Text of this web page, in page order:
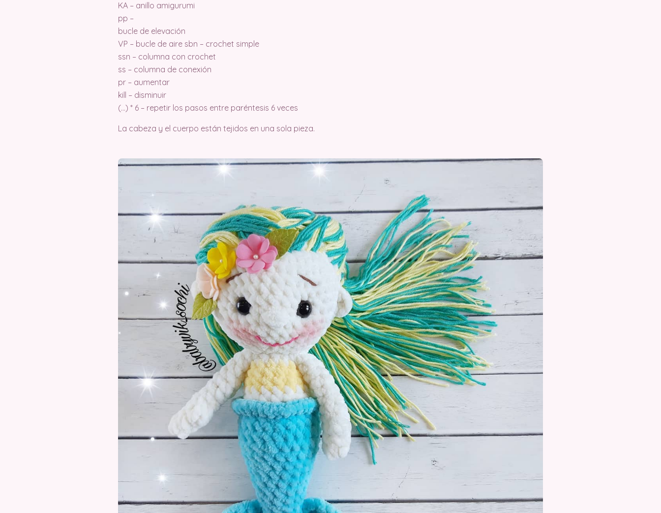
KA – anillo amigurumi
pp –
bucle de elevación
VP – bucle de aire sbn – crochet simple
ssn – columna con crochet
ss – columna de conexión
pr – aumentar
kill – disminuir
(…) * 6 – repetir los pasos entre paréntesis 6 veces
La cabeza y el cuerpo están tejidos en una sola pieza.